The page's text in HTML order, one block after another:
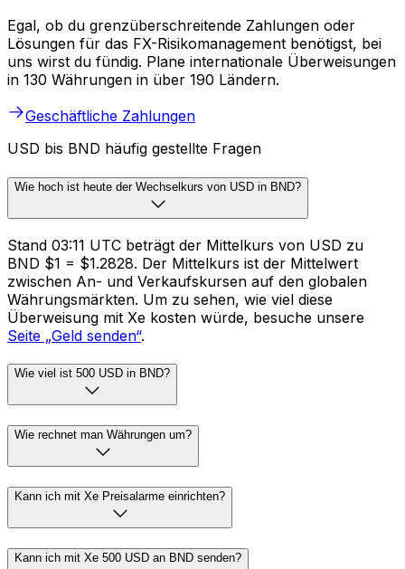
Egal, ob du grenzüberschreitende Zahlungen oder
Lösungen für das FX-Risikomanagement benötigst, bei
uns wirst du fündig. Plane internationale Überweisungen
in 130 Währungen in über 190 Ländern.
Geschäftliche Zahlungen
USD bis BND häufig gestellte Fragen
Wie hoch ist heute der Wechselkurs von USD in BND?
Stand 03:11 UTC beträgt der Mittelkurs von USD zu
BND $1 = $1.2828. Der Mittelkurs ist der Mittelwert
zwischen An- und Verkaufskursen auf den globalen
Währungsmärkten. Um zu sehen, wie viel diese
Überweisung mit Xe kosten würde, besuche unsere
Seite „Geld senden“.
Wie viel ist 500 USD in BND?
Wie rechnet man Währungen um?
Kann ich mit Xe Preisalarme einrichten?
Kann ich mit Xe 500 USD an BND senden?